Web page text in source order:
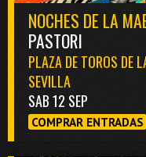
NOCHES DE LA
PASTORI
PLAZA DE TOROS DE
SEVILLA
SAB 12 SEP
COMPRAR ENTRADAS